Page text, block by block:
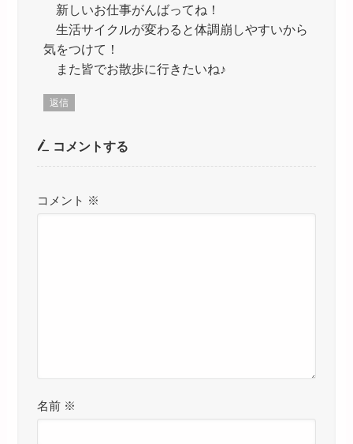
新しいお仕事がんばってね！
生活サイクルが変わると体調崩しやすいから
気をつけて！
また皆でお散歩に行きたいね♪
返信
コメントする
コメント ※
名前 ※